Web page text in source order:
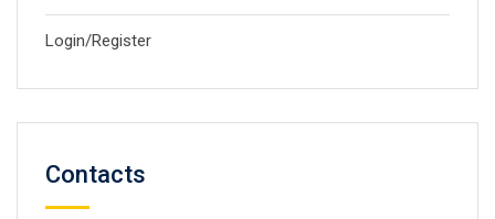
Login/Register
Contacts